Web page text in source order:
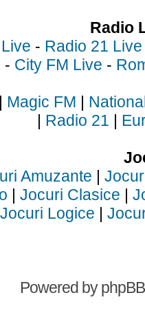
Radio
- Radio 21 Live
- City FM Live -
| Magic FM |
| Radio 21 |
Amuzante |
| Jocuri Clasice |
Jocuri Logice |
Powered byphpBB